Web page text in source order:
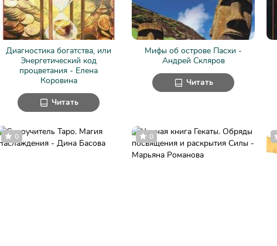
Диагностика богатства, или
Энергетический код
процветания - Елена
Коровина
Читать
Мифы об острове Пасхи -
Андрей Скляров
Читать
0 0